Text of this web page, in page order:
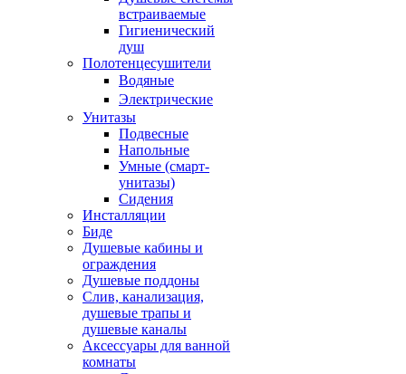
встраиваемые
Гигиенический
душ
Полотенцесушители
ㅤВодяные
ㅤЭлектрические
Унитазы
Подвесные
Напольные
Умные (смарт-
унитазы)
Сидения
Инсталляции
Биде
Душевые кабины и
ограждения
Душевые поддоны
Слив, канализация,
душевые трапы и
душевые каналы
Аксессуары для ванной
комнаты